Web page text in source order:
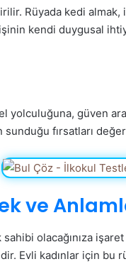
Rüyada kedi almak,
kendi duygusal
yolculuğuna, güven
sunduğu fırsatları
ve
olacağınıza
Evli kadınlar için bu